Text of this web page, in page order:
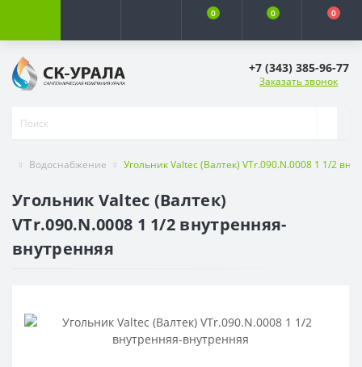
0 0 0
+7 (343) 385-96-77
Заказать звонок
Водоснабжение Угольник Valtec (Валтек) VTr.090.N.0008 1 1/2
Угольник Valtec (Валтек)
VTr.090.N.0008 1 1/2 внутренняя-
внутренняя